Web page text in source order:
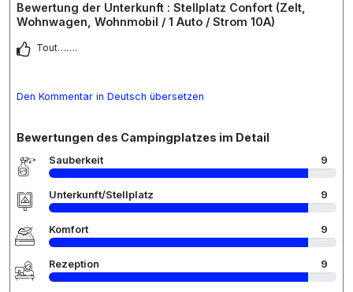
Bewertung der Unterkunft : Stellplatz Confort (Zelt,
Wohnwagen, Wohnmobil / 1 Auto / Strom 10A)
Tout…….
Den Kommentar in Deutsch übersetzen
Bewertungen des Campingplatzes im Detail
Sauberkeit 9
Unterkunft/Stellplatz 9
Komfort 9
Rezeption 9